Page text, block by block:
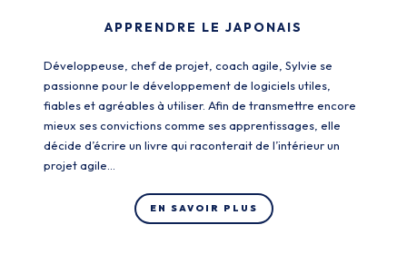
APPRENDRE LE JAPONAIS
Développeuse, chef de projet, coach agile, Sylvie se
passionne pour le développement de logiciels utiles,
fiables et agréables à utiliser. Afin de transmettre encore
mieux ses convictions comme ses apprentissages, elle
décide d’écrire un livre qui raconterait de l’intérieur un
projet agile…
EN SAVOIR PLUS